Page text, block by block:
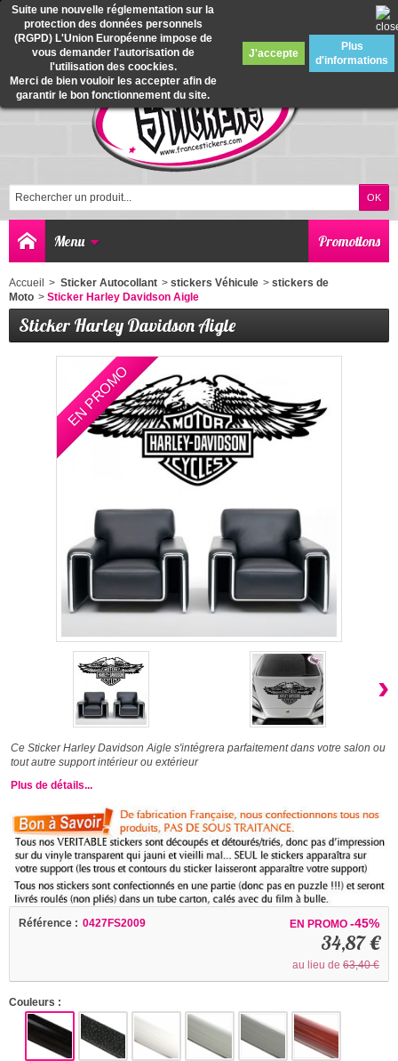
Menu Promotions
Suite une nouvelle réglementation sur la
protection des données personnels
(RGPD) L'Union Européenne impose de
vous demander l'autorisation de
l'utilisation des coockies.
Merci de bien vouloir les accepter afin de
garantir le bon fonctionnement du site.
J'accepte
Plus
d'informations
Accueil > Sticker Autocollant > stickers Véhicule > stickers de
Moto > Sticker Harley Davidson Aigle
Sticker Harley Davidson Aigle
EN PROMO
›
Ce StickerHarley Davidson Aigle s'intégrera parfaitement dans votre salon ou
tout autre support intérieur ou extérieur
Plus de détails...
EN PROMO -45%
34,87 €
au lieu de 63,40 €
Référence : 0427FS2009
Couleurs :